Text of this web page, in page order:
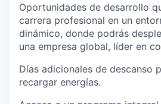
Oportunidades de desarrollo
carrera profesional en un
dinámico, donde podrás
una empresa global, líder en
Días adicionales de descanso
recargar energías.